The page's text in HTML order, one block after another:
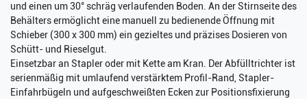
und einen um 30° schräg verlaufenden Boden. An der Stirnseite des
Behälters ermöglicht eine manuell zu bedienende Öffnung mit
Schieber (300 x 300 mm) ein gezieltes und präzises Dosieren von
Schütt- und Rieselgut.
Einsetzbar an Stapler oder mit Kette am Kran. Der Abfülltrichter ist
serienmäßig mit umlaufend verstärktem Profil-Rand, Stapler-
Einfahrbügeln und aufgeschweißten Ecken zur Positionsfixierung